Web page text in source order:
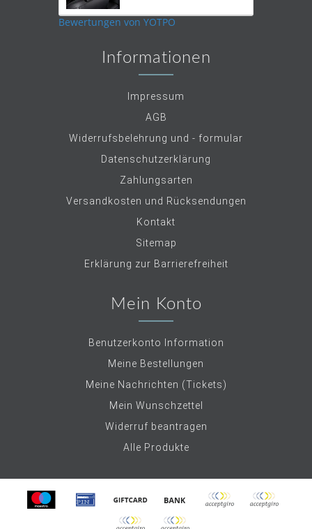
rating
Bewertungen von YOTPO
Informationen
Impressum
AGB
Widerrufsbelehrung und - formular
Datenschutzerklärung
Zahlungsarten
Versandkosten und Rücksendungen
Kontakt
Sitemap
Erklärung zur Barrierefreiheit
Mein Konto
Benutzerkonto Information
Meine Bestellungen
Meine Nachrichten (Tickets)
Mein Wunschzettel
Widerruf beantragen
Alle Produkte